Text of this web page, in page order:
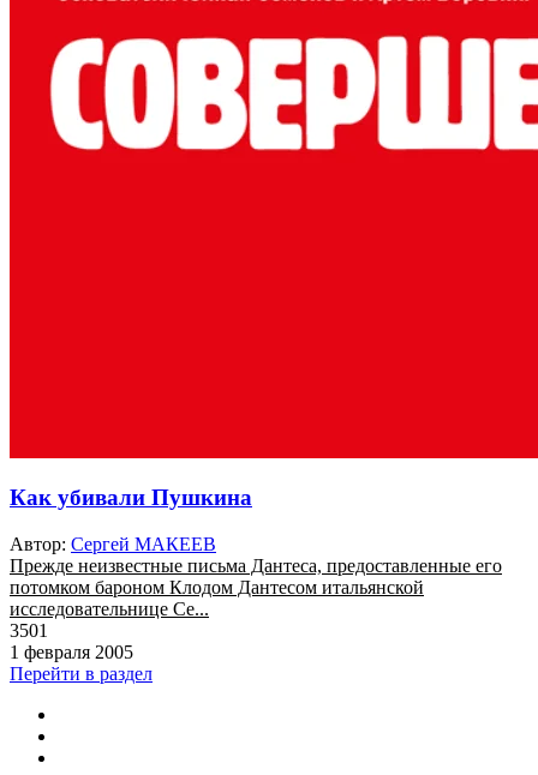
Как убивали Пушкина
Автор: Сергей МАКЕЕВ
Прежде неизвестные письма Дантеса, предоставленные его
потомком бароном Клодом Дантесом итальянской
исследовательнице Се...
3501
1 февраля 2005
Перейти в раздел